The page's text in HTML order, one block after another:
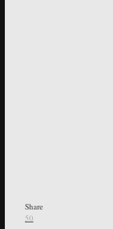
Share
50